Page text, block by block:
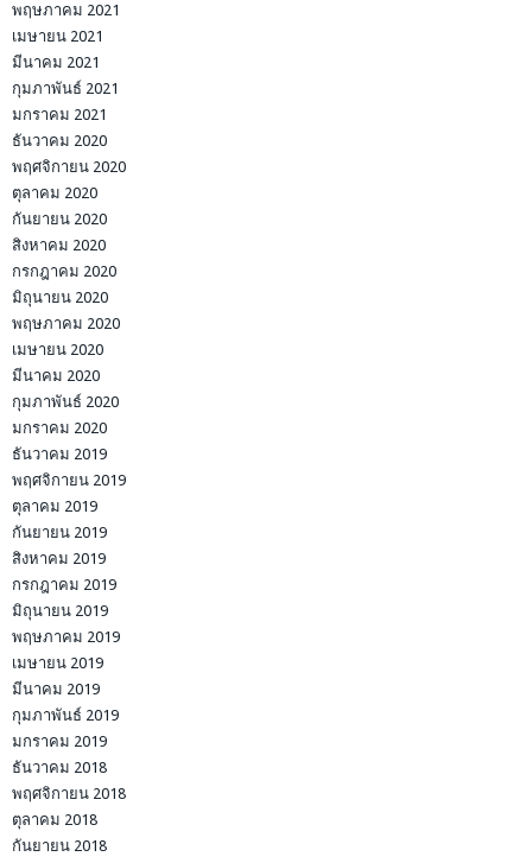
พฤษภาคม 2021
เมษายน 2021
มีนาคม 2021
กุมภาพันธ์ 2021
มกราคม 2021
ธันวาคม 2020
พฤศจิกายน 2020
ตุลาคม 2020
กันยายน 2020
สิงหาคม 2020
กรกฎาคม 2020
มิถุนายน 2020
พฤษภาคม 2020
เมษายน 2020
มีนาคม 2020
กุมภาพันธ์ 2020
มกราคม 2020
ธันวาคม 2019
พฤศจิกายน 2019
ตุลาคม 2019
กันยายน 2019
สิงหาคม 2019
กรกฎาคม 2019
มิถุนายน 2019
พฤษภาคม 2019
เมษายน 2019
มีนาคม 2019
กุมภาพันธ์ 2019
มกราคม 2019
ธันวาคม 2018
พฤศจิกายน 2018
ตุลาคม 2018
กันยายน 2018